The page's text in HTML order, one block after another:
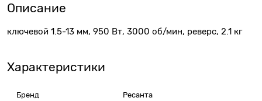
Описание
ключевой 1.5-13 мм, 950 Вт, 3000 об/мин, реверс, 2.1 кг
Характеристики
Бренд Ресанта